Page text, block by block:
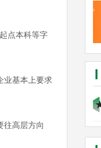
点本科等字
业基本上要求
往高层方向